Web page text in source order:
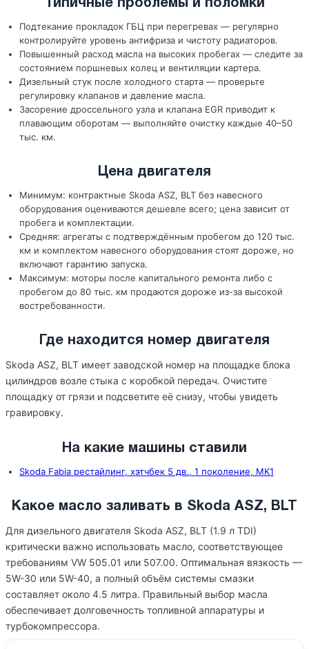
Типичные проблемы и поломки
Подтекание прокладок ГБЦ при перегревах — регулярно
контролируйте уровень антифриза и чистоту радиаторов.
Повышенный расход масла на высоких пробегах — следите за
состоянием поршневых колец и вентиляции картера.
Дизельный стук после холодного старта — проверьте
регулировку клапанов и давление масла.
Засорение дроссельного узла и клапана EGR приводит к
плавающим оборотам — выполняйте очистку каждые 40–50
тыс. км.
Цена двигателя
Минимум: контрактные Skoda ASZ, BLT без навесного
оборудования оцениваются дешевле всего; цена зависит от
пробега и комплектации.
Средняя: агрегаты с подтверждённым пробегом до 120 тыс.
км и комплектом навесного оборудования стоят дороже, но
включают гарантию запуска.
Максимум: моторы после капитального ремонта либо с
пробегом до 80 тыс. км продаются дороже из-за высокой
востребованности.
Где находится номер двигателя
Skoda ASZ, BLT имеет заводской номер на площадке блока
цилиндров возле стыка с коробкой передач. Очистите
площадку от грязи и подсветите её снизу, чтобы увидеть
гравировку.
На какие машины ставили
Skoda Fabia рестайлинг, хэтчбек 5 дв., 1 поколение, MK1
Какое масло заливать в Skoda ASZ, BLT
Для дизельного двигателя Skoda ASZ, BLT (1.9 л TDI)
критически важно использовать масло, соответствующее
требованиям VW 505.01 или 507.00. Оптимальная вязкость —
5W-30 или 5W-40, а полный объём системы смазки
составляет около 4.5 литра. Правильный выбор масла
обеспечивает долговечность топливной аппаратуры и
турбокомпрессора.